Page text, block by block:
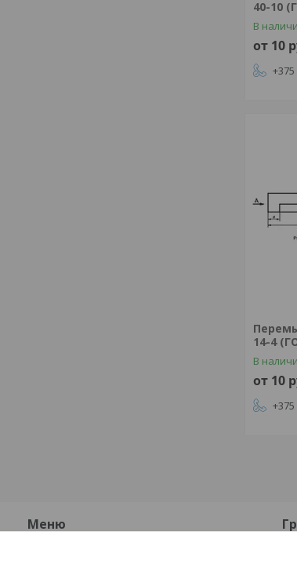
40-10
В
от 10
+375
14-4
В
от 10
+375
Меню